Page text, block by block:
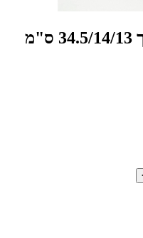
סל פלסטיק דקו מלבני ארוך 34.5/14/13 ס"מ